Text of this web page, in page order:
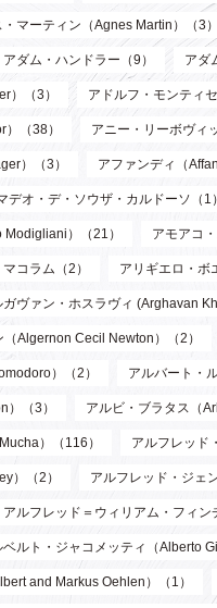
マーティン（Agnes Martin）（3）
アダム・ハンドラー（9） アダ
）（3） アドルフ・モンティセ
（38） アニー・リーボヴィ
）（3） アファンディ（
デオ・デ・ソウザ・カルドーソ（1）
）（21） アモアコ
コラム（2） アリギエロ・ボ
ガヴァン・ホスラヴィ (Arghavan
Algernon Cecil Newton）（2）
）（2） アルバート・
（3） アルビ・ブラタス（
）（116） アルフレッド
）（2） アルフレッド・ジェ
アルフレッド＝ウィリアム・フィン
ベルト・ジャコメッティ（Alberto
and Markus Oehlen）（1）